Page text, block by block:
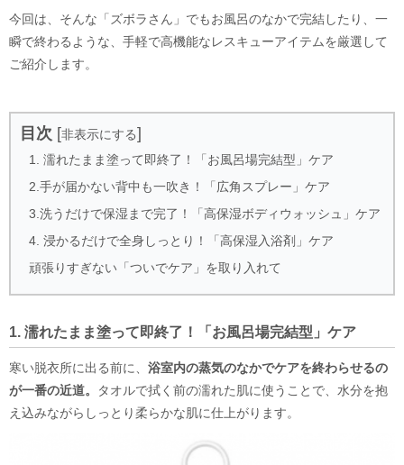
今回は、そんな「ズボラさん」でもお風呂のなかで完結したり、一
瞬で終わるような、手軽で高機能なレスキューアイテムを厳選して
ご紹介します。
目次 [非表示にする]
1. 濡れたまま塗って即終了！「お風呂場完結型」ケア
2.手が届かない背中も一吹き！「広角スプレー」ケア
3.洗うだけで保湿まで完了！「高保湿ボディウォッシュ」ケア
4. 浸かるだけで全身しっとり！「高保湿入浴剤」ケア
頑張りすぎない「ついでケア」を取り入れて
1. 濡れたまま塗って即終了！「お風呂場完結型」ケア
寒い脱衣所に出る前に、 浴室内の蒸気のなかでケアを終わらせるの
が一番の近道。
タオルで拭く前の濡れた肌に使うことで、水分を抱
え込みながらしっとり柔らかな肌に仕上がります。